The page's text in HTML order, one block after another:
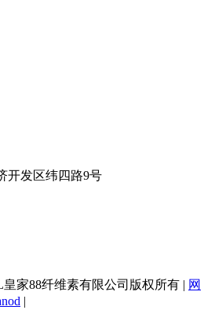
开发区纬四路9号
家88纤维素有限公司版权所有 | 网
|